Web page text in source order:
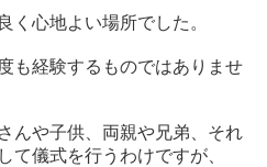
く心地よい場所でした。
も経験するものではありませ
んや子供、両親や兄弟、それ
て儀式を行うわけですが、